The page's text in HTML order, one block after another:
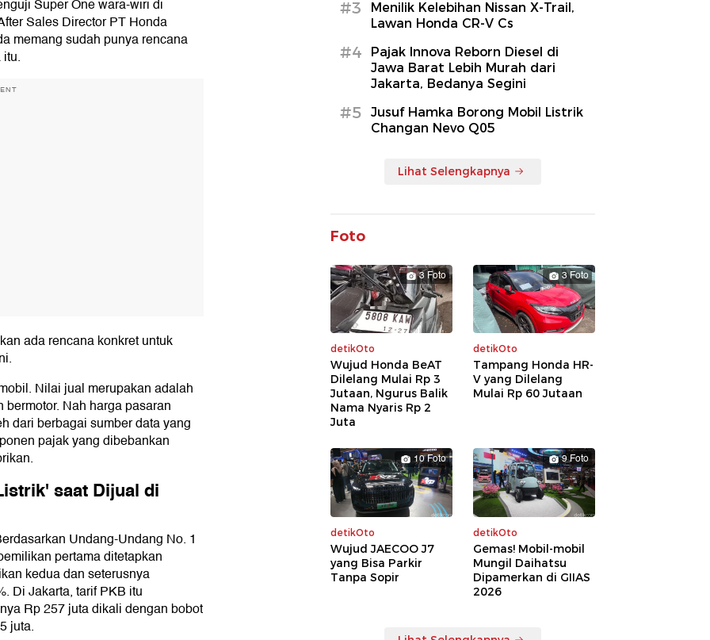
Super One wara-wiri di
Sales Director PT Honda
memang sudah punya rencana
ada rencana konkret untuk
Nilai jual merupakan adalah
Nah harga pasaran
dari berbagai sumber data yang
pajak yang dibebankan
saat Dijual di
Undang-Undang No. 1
pertama ditetapkan
kedua dan seterusnya
Di Jakarta, tarif PKB itu
Rp 257 juta dikali dengan bobot
juta.
#3
Menilik Kelebihan Nissan X-Trail,
Lawan Honda CR-V Cs
#4
Pajak Innova Reborn Diesel di
Jawa Barat Lebih Murah dari
Jakarta, Bedanya Segini
#5
Jusuf Hamka Borong Mobil Listrik
Changan Nevo Q05
Lihat Selengkapnya
Foto
3 Foto
detikOto
Wujud Honda BeAT
Dilelang Mulai Rp 3
Jutaan, Ngurus Balik
Nama Nyaris Rp 2
Juta
3 Foto
detikOto
Tampang Honda HR-
V yang Dilelang
Mulai Rp 60 Jutaan
10 Foto
detikOto
Wujud JAECOO J7
yang Bisa Parkir
Tanpa Sopir
9 Foto
detikOto
Gemas! Mobil-mobil
Mungil Daihatsu
Dipamerkan di GIIAS
2026